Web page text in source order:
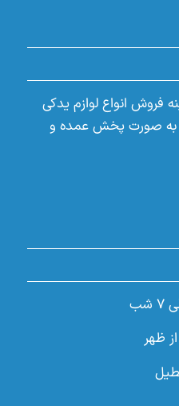
فروش انواع لوازم یدکی
به صورت پخش عمده و